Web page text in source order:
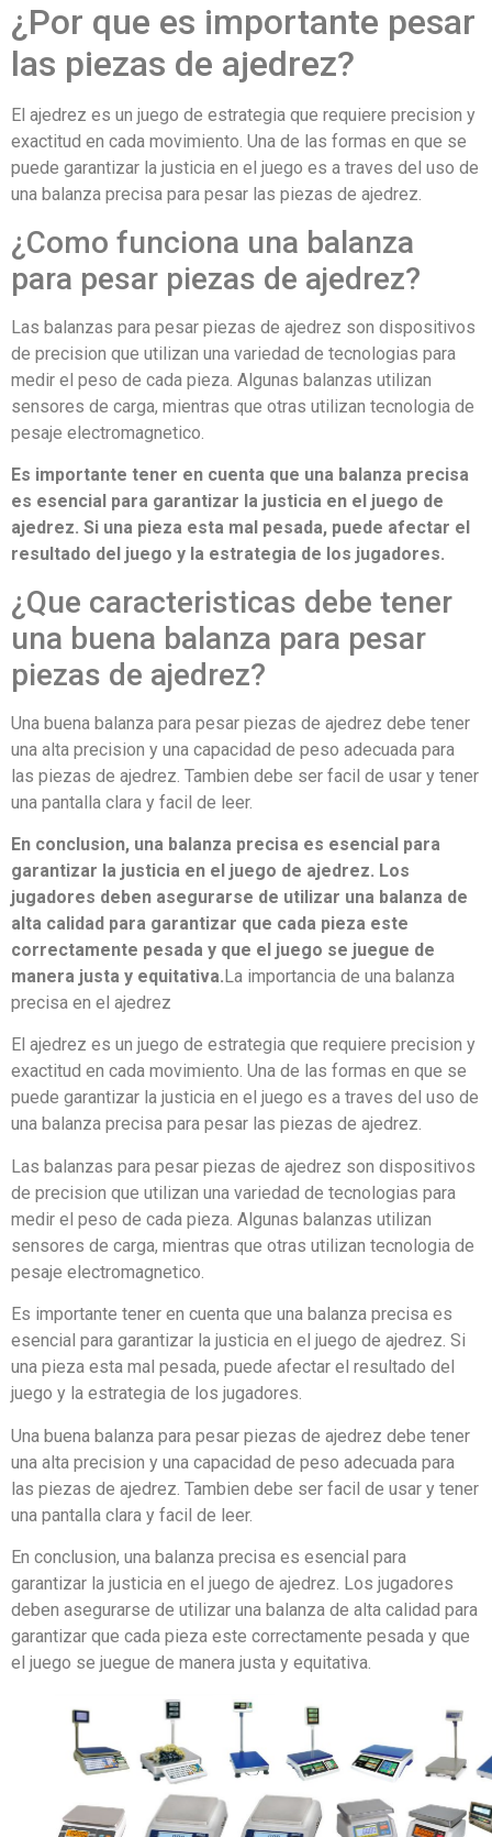
¿Por que es importante pesar
las piezas de ajedrez?
El ajedrez es un juego de estrategia que requiere precision y
exactitud en cada movimiento. Una de las formas en que se
puede garantizar la justicia en el juego es a traves del uso de
una balanza precisa para pesar las piezas de ajedrez.
¿Como funciona una balanza
para pesar piezas de ajedrez?
Las balanzas para pesar piezas de ajedrez son dispositivos
de precision que utilizan una variedad de tecnologias para
medir el peso de cada pieza. Algunas balanzas utilizan
sensores de carga, mientras que otras utilizan tecnologia de
pesaje electromagnetico.
Es importante tener en cuenta que una balanza precisa
es esencial para garantizar la justicia en el juego de
ajedrez. Si una pieza esta mal pesada, puede afectar el
resultado del juego y la estrategia de los jugadores.
¿Que caracteristicas debe tener
una buena balanza para pesar
piezas de ajedrez?
Una buena balanza para pesar piezas de ajedrez debe tener
una alta precision y una capacidad de peso adecuada para
las piezas de ajedrez. Tambien debe ser facil de usar y tener
una pantalla clara y facil de leer.
En conclusion, una balanza precisa es esencial para
garantizar la justicia en el juego de ajedrez. Los
jugadores deben asegurarse de utilizar una balanza de
alta calidad para garantizar que cada pieza este
correctamente pesada y que el juego se juegue de
manera justa y equitativa.La importancia de una balanza
precisa en el ajedrez
El ajedrez es un juego de estrategia que requiere precision y
exactitud en cada movimiento. Una de las formas en que se
puede garantizar la justicia en el juego es a traves del uso de
una balanza precisa para pesar las piezas de ajedrez.
Las balanzas para pesar piezas de ajedrez son dispositivos
de precision que utilizan una variedad de tecnologias para
medir el peso de cada pieza. Algunas balanzas utilizan
sensores de carga, mientras que otras utilizan tecnologia de
pesaje electromagnetico.
Es importante tener en cuenta que una balanza precisa es
esencial para garantizar la justicia en el juego de ajedrez. Si
una pieza esta mal pesada, puede afectar el resultado del
juego y la estrategia de los jugadores.
Una buena balanza para pesar piezas de ajedrez debe tener
una alta precision y una capacidad de peso adecuada para
las piezas de ajedrez. Tambien debe ser facil de usar y tener
una pantalla clara y facil de leer.
En conclusion, una balanza precisa es esencial para
garantizar la justicia en el juego de ajedrez. Los jugadores
deben asegurarse de utilizar una balanza de alta calidad para
garantizar que cada pieza este correctamente pesada y que
el juego se juegue de manera justa y equitativa.